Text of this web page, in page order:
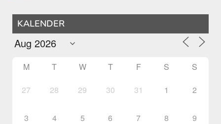
KALENDER
M T W T F S S
27 28 29 30 31 1 2
3 4 5 6 7 8 9